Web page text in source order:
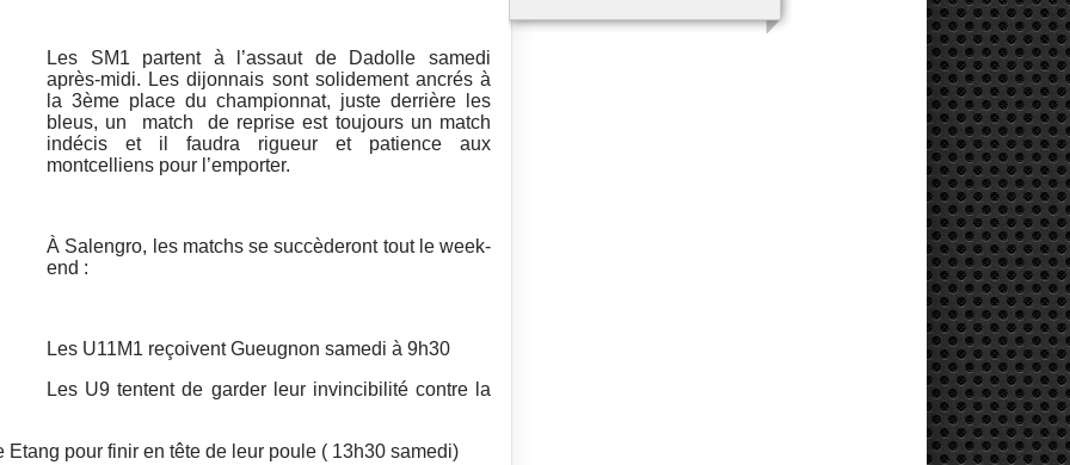
Les SM1 partent à l’assaut de Dadolle samedi
après-midi. Les dijonnais sont solidement ancrés à
la 3ème place du championnat, juste derrière les
bleus, un match de reprise est toujours un match
indécis et il faudra rigueur et patience aux
montcelliens pour l’emporter.
À Salengro, les matchs se succèderont tout le week-
end :
Les U11M1 reçoivent Gueugnon samedi à 9h30
Les U9 tentent de garder leur invincibilité contre la
Etang pour finir en tête de leur poule ( 13h30 samedi)